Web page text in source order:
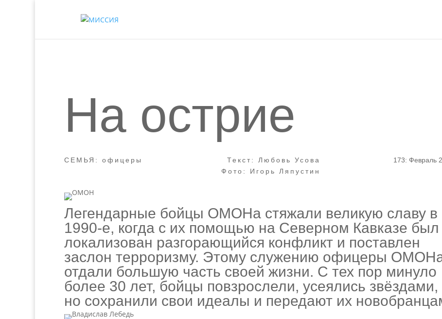
На острие
СЕМЬЯ: офицеры
Текст: Любовь Усова
Фото: Игорь Ляпустин
173: Февраль
Легендарные бойцы ОМОНа стяжали великую славу в
1990‑е, когда с их помощью на Северном Кавказе был
локализован разгорающийся конфликт и поставлен
заслон терроризму. Этому служению офицеры
отдали большую часть своей жизни. С тех пор минуло
более 30 лет, бойцы повзрослели, усеялись звёздами,
но сохранили свои идеалы и передают их